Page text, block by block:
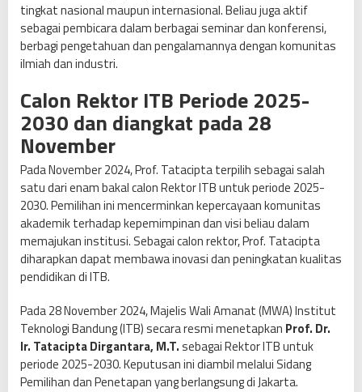
tingkat nasional maupun internasional. Beliau juga aktif
sebagai pembicara dalam berbagai seminar dan konferensi,
berbagi pengetahuan dan pengalamannya dengan komunitas
ilmiah dan industri.
Calon Rektor ITB Periode 2025-
2030 dan diangkat pada 28
November
Pada November 2024, Prof. Tatacipta terpilih sebagai salah
satu dari enam bakal calon Rektor ITB untuk periode 2025-
2030. Pemilihan ini mencerminkan kepercayaan komunitas
akademik terhadap kepemimpinan dan visi beliau dalam
memajukan institusi. Sebagai calon rektor, Prof. Tatacipta
diharapkan dapat membawa inovasi dan peningkatan kualitas
pendidikan di ITB.
Pada 28 November 2024, Majelis Wali Amanat (MWA) Institut
Teknologi Bandung (ITB) secara resmi menetapkan Prof. Dr.
Ir. Tatacipta Dirgantara, M.T.sebagai Rektor ITB untuk
periode 2025-2030. Keputusan ini diambil melalui Sidang
Pemilihan dan Penetapan yang berlangsung di Jakarta.